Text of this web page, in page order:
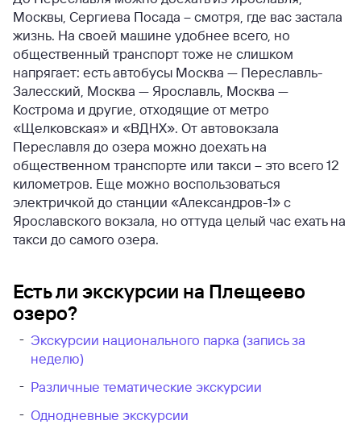
Москвы, Сергиева Посада – смотря, где вас застала
жизнь. На своей машине удобнее всего, но
общественный транспорт тоже не слишком
напрягает: есть автобусы Москва — Переславль-
Залесский, Москва — Ярославль, Москва —
Кострома и другие, отходящие от метро
«Щелковская» и «ВДНХ». От автовокзала
Переславля до озера можно доехать на
общественном транспорте или такси – это всего 12
километров. Еще можно воспользоваться
электричкой до станции «Александров-1» с
Ярославского вокзала, но оттуда целый час ехать на
такси до самого озера.
Есть ли экскурсии на Плещеево
озеро?
Экскурсии национального парка (запись за
неделю)
Различные тематические экскурсии
Однодневные экскурсии